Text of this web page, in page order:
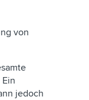
von
jedoch